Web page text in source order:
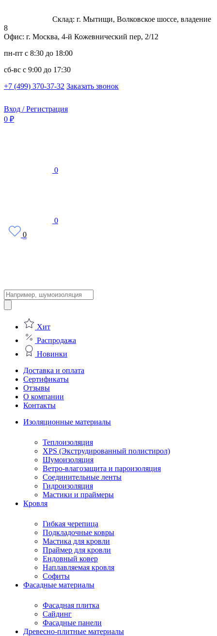
Склад: г. Мытищи, Волковское шоссе, владение
8
Офис: г. Москва, 4-й Кожевнический пер, 2/12
пн-пт с 8:30 до 18:00
сб-вс с 9:00 до 17:30
+7 (499) 370-37-32 Заказать звонок
Вход / Регистрация
0 ₽
0
0
0
Поиск
товаров
Хит
Распродажа
Новинки
Доставка и оплата
Сертификаты
Отзывы
О компании
Контакты
Изоляционные материалы
Теплоизоляция
XPS (Экструдированный полистирол)
Шумоизоляция
Ветро-влагозащита и пароизоляция
Соединительные ленты
Гидроизоляция
Мастики и праймеры
Кровля
Гибкая черепица
Подкладочные ковры
Мастика для кровли
Праймер для кровли
Ендовный ковер
Наплавляемая кровля
Софиты
Фасадные материалы
Фасадная плитка
Сайдинг
Фасадные панели
Древесно-плитные материалы